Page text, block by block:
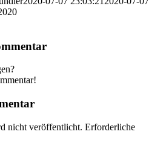
nicht veröffentlicht. Erforderliche